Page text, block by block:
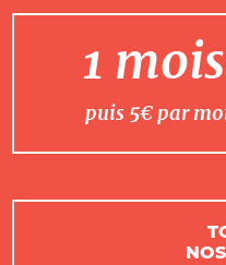
1
puis 5€ par